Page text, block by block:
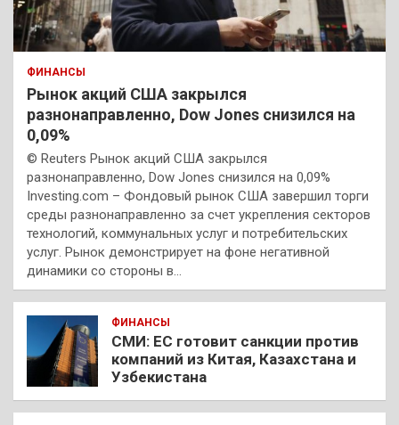
ФИНАНСЫ
Рынок акций США закрылся
разнонаправленно, Dow Jones снизился на
0,09%
© Reuters Рынок акций США закрылся
разнонаправленно, Dow Jones снизился на 0,09%
Investing.com – Фондовый рынок США завершил торги
среды разнонаправленно за счет укрепления секторов
технологий, коммунальных услуг и потребительских
услуг. Рынок демонстрирует на фоне негативной
динамики со стороны в…
ФИНАНСЫ
СМИ: ЕС готовит санкции против
компаний из Китая, Казахстана и
Узбекистана